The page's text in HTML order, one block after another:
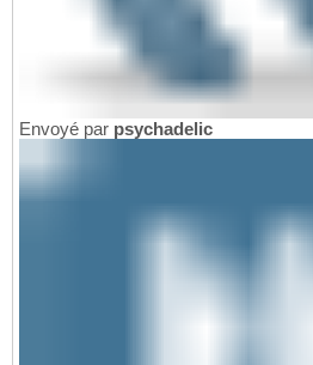
Envoyé par psychadelic